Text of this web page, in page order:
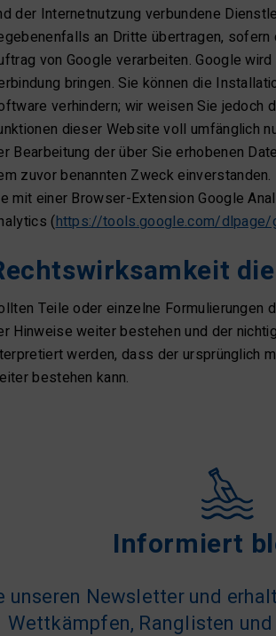
der Internetnutzung verbundene
an Dritte übertragen,
von Google verarbeiten. Google
bringen. Sie können die
verhindern; wir weisen Sie jedoch
dieser Website voll umfänglich
Bearbeitung der über Sie erhobenen
zuvor benannten Zweck
mit einer Browser-Extension Google
(https://tools.google.com/dlpage/
Teile oder einzelne Formulierungen
Hinweise weiter bestehen und der
werden, dass der ursprünglich
bestehen kann.
Informiert
unseren Newsletter und
Wettkämpfen, Ranglisten